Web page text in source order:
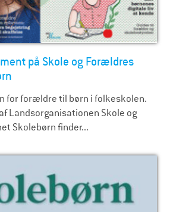
på Skole og Forældres
for forældre til børn i folkeskolen.
Landsorganisationen Skole og
Skolebørn finder...